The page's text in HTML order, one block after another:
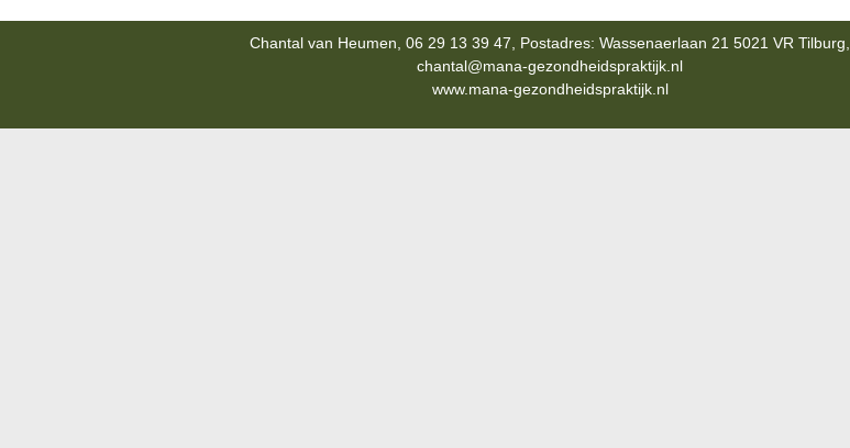
Chantal van Heumen, 06 29 13 39 47, Postadres: Wassenaerlaan 21 5021 VR Tilburg,
chantal@mana-gezondheidspraktijk.nl
www.mana-gezondheidspraktijk.nl